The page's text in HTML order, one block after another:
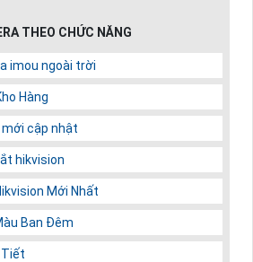
THEO CHỨC NĂNG
imou ngoài trời
Hàng
mới cập nhật
hikvision
Mới Nhất
Ban Đêm
Tiết